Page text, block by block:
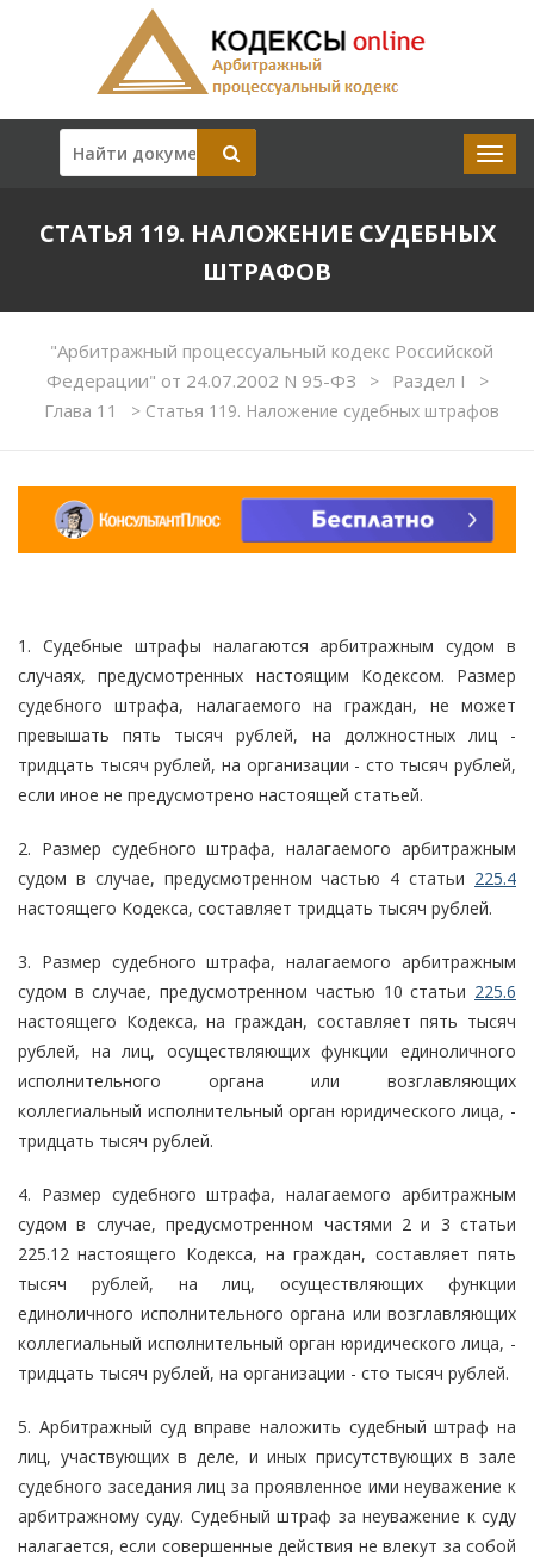
СТАТЬЯ 119. НАЛОЖЕНИЕ СУДЕБНЫХ
ШТРАФОВ
"Арбитражный процессуальный кодекс Российской
Федерации" от 24.07.2002 N 95-ФЗ
> Раздел I >
Глава 11 >Статья 119. Наложение судебных штрафов
1. Судебные штрафы налагаются арбитражным судом в
случаях, предусмотренных настоящим Кодексом. Размер
судебного штрафа, налагаемого на граждан, не может
превышать пять тысяч рублей, на должностных лиц -
тридцать тысяч рублей, на организации - сто тысяч рублей,
если иное не предусмотрено настоящей статьей.
2. Размер судебного штрафа, налагаемого арбитражным
судом в случае, предусмотренном частью 4 статьи 225.4
настоящего Кодекса, составляет тридцать тысяч рублей.
3. Размер судебного штрафа, налагаемого арбитражным
судом в случае, предусмотренном частью 10 статьи 225.6
настоящего Кодекса, на граждан, составляет пять тысяч
рублей, на лиц, осуществляющих функции единоличного
исполнительного органа или возглавляющих
коллегиальный исполнительный орган юридического лица, -
тридцать тысяч рублей.
4. Размер судебного штрафа, налагаемого арбитражным
судом в случае, предусмотренном частями 2 и 3 статьи
225.12 настоящего Кодекса, на граждан, составляет пять
тысяч рублей, на лиц, осуществляющих функции
единоличного исполнительного органа или возглавляющих
коллегиальный исполнительный орган юридического лица, -
тридцать тысяч рублей, на организации - сто тысяч рублей.
5. Арбитражный суд вправе наложить судебный штраф на
лиц, участвующих в деле, и иных присутствующих в зале
судебного заседания лиц за проявленное ими неуважение к
арбитражному суду. Судебный штраф за неуважение к суду
налагается, если совершенные действия не влекут за собой